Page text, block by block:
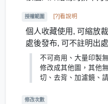
授權範圍 [?]看說明
個人收藏使用, 可縮放
處後發布, 可不註明出
不可商用、大量印製
修改成其他圖，其他
切、去背、加濾鏡、
修改次數